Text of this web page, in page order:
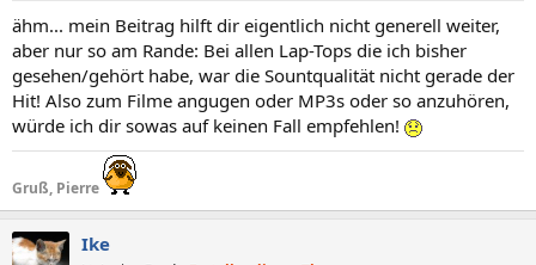
ähm... mein Beitrag hilft dir eigentlich nicht generell weiter,
aber nur so am Rande: Bei allen Lap-Tops die ich bisher
gesehen/gehört habe, war die Sountqualität nicht gerade der
Hit! Also zum Filme angugen oder MP3s oder so anzuhören,
würde ich dir sowas auf keinen Fall empfehlen!
Gruß, Pierre
Ike